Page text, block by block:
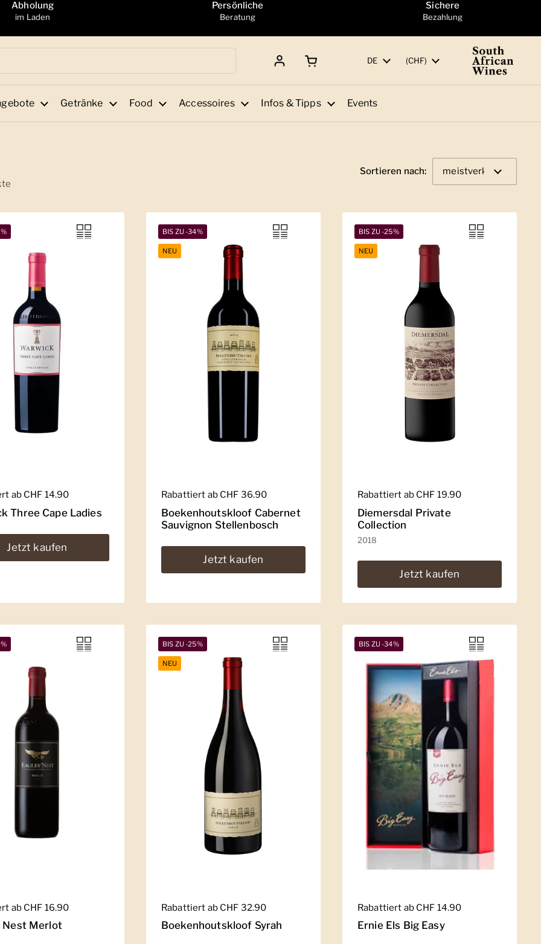
Abholung
im Laden
Persönliche
Beratung
Sichere
Bezahlung
Sprache
DE Land/Region
(CHF)
Getränke Food Accessoires Infos & Tipps Events
Sortieren nach:
Preis
ab CHF 14.90
Three Cape Ladies
Jetzt kaufen
Regulärer Preis
Rabattiert ab CHF 36.90
Boekenhoutskloof Cabernet
Sauvignon Stellenbosch
Jetzt kaufen
BIS ZU -34%
NEU
Regulärer Preis
Rabattiert ab CHF 19.90
Diemersdal Private
Collection
2018
Jetzt kaufen
BIS ZU -25%
NEU
Preis
ab CHF 16.90
Nest Merlot
Regulärer Preis
Rabattiert ab CHF 32.90
Boekenhoutskloof Syrah
BIS ZU -25%
NEU
Regulärer Preis
Rabattiert ab CHF 14.90
Ernie Els Big Easy
BIS ZU -34%